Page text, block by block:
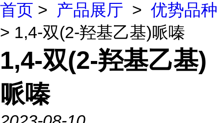
首页 > 产品展厅 > 优势品种
> 1,4-双(2-羟基乙基)哌嗪
1,4-双(2-羟基乙基)
哌嗪